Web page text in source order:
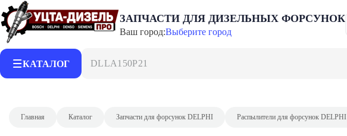
ЗАПЧАСТИ ДЛЯ ДИЗЕЛЬНЫХ ФОРСУНОК
Ваш город:Выберите город
КАТАЛОГ DLLA150P2153
Главная Каталог Запчасти для форсунок DELPHI Распылители для форсунок DELPHI